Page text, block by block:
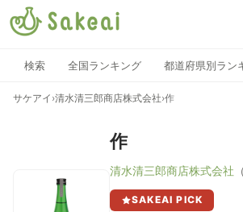
検索 全国ランキング 都道府県別ラン
サケアイ ›清水清三郎商店株式会社›作
作
清水清三郎商店株式会社
SAKEAI PICK